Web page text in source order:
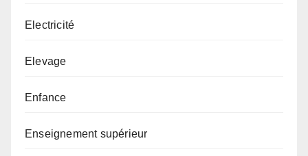
Electricité
Elevage
Enfance
Enseignement supérieur